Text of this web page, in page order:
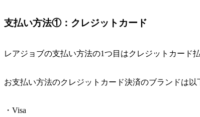
支払い方法①：クレジットカード
レアジョブの支払い方法の1つ目はクレジットカード払
お支払い方法のクレジットカード決済のブランドは以
・Visa